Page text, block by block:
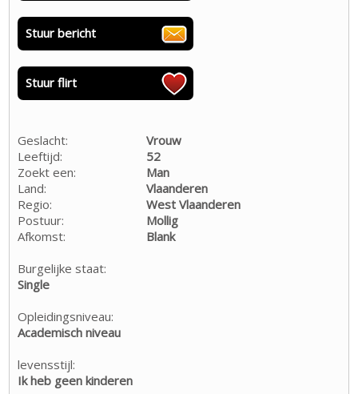
Stuur bericht
Stuur flirt
Geslacht:
Vrouw
Leeftijd:
52
Zoekt een:
Man
Land:
Vlaanderen
Regio:
West Vlaanderen
Postuur:
Mollig
Afkomst:
Blank
Burgelijke staat:
Single
Opleidingsniveau:
Academisch niveau
levensstijl:
Ik heb geen kinderen